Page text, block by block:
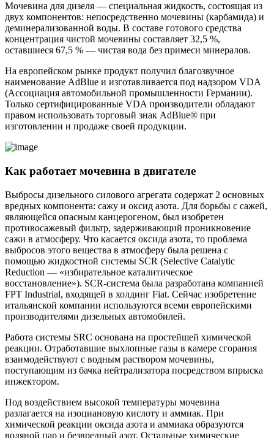
Мочевина для дизеля — специальная жидкость, состоящая из
двух компонентов: непосредственно мочевины (карбамида) и
деминерализованной воды. В составе готового средства
концентрация чистой мочевины составляет 32,5 %,
оставшиеся 67,5 % — чистая вода без примеси минералов.
На европейском рынке продукт получил благозвучное
наименование AdBlue и изготавливается под надзором VDA
(Ассоциация автомобильной промышленности Германии).
Только сертифицированные VDA производители обладают
правом использовать торговый знак AdBlue® при
изготовлении и продаже своей продукции.
Как работает мочевина в двигателе
Выбросы дизельного силового агрегата содержат 2 основных
вредных компонента: сажу и оксид азота. Для борьбы с сажей,
являющейся опасным канцерогеном, был изобретен
противосажевый фильтр, задерживающий проникновение
сажи в атмосферу. Что касается оксида азота, то проблема
выбросов этого вещества в атмосферу была решена с
помощью жидкостной системы SCR (Selective Catalytic
Reduction — «избирательное каталитическое
восстановление»). SCR-система была разработана компанией
FPT Industrial, входящей в холдинг Fiat. Сейчас изобретение
итальянской компании используются всеми европейскими
производителями дизельных автомобилей.
Работа системы SRC основана на простейшей химической
реакции. Отработавшие выхлопные газы в камере сгорания
взаимодействуют с водным раствором мочевины,
поступающим из бачка нейтрализатора посредством впрыска
инжектором.
Под воздействием высокой температуры мочевина
разлагается на изоциановую кислоту и аммиак. При
химической реакции оксида азота и аммиака образуются
водяной пар и безвредный азот. Остальные химические